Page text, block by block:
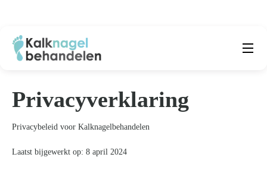
Natuurlijke middelen
Middelen kalknagels
Privacyverklaring
Privacybeleid voor Kalknagelbehandelen
Laatst bijgewerkt op: 8 april 2024